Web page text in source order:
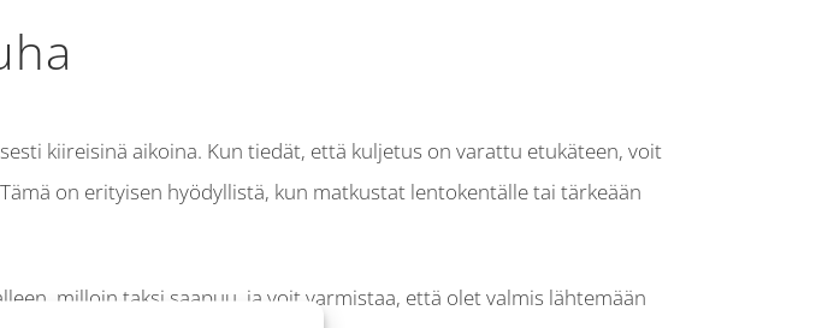
kiireisinä aikoina. Kun tiedät, että kuljetus on varattu etukäteen, voit
on erityisen hyödyllistä, kun matkustat lentokentälle tai tärkeään
milloin taksi saapuu, ja voit varmistaa, että olet valmis lähtemään